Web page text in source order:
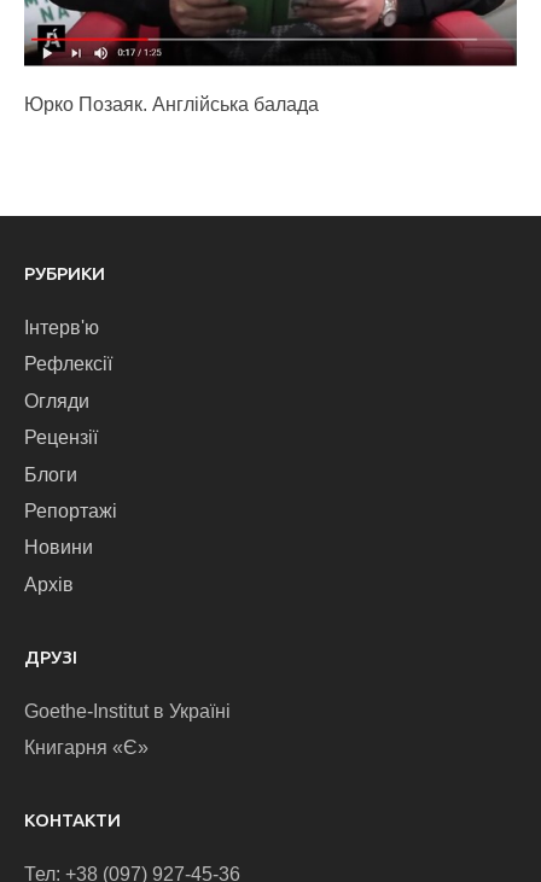
Юрко Позаяк. Англійська балада
РУБРИКИ
Інтерв'ю
Рефлексії
Огляди
Рецензії
Блоги
Репортажі
Новини
Архів
ДРУЗІ
Goethe-Institut в Україні
Книгарня «Є»
КОНТАКТИ
Тел: +38 (097) 927-45-36